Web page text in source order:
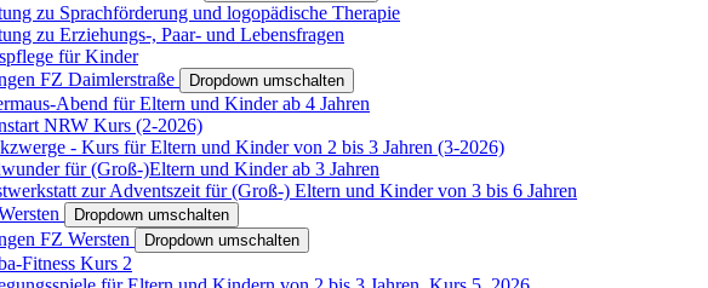
zu Sprachförderung und logopädische Therapie
zu Erziehungs-, Paar- und Lebensfragen
für Kinder
FZ Daimlerstraße
Dropdown umschalten
Abend für Eltern und Kinder ab 4 Jahren
NRW Kurs (2-2026)
- Kurs für Eltern und Kinder von 2 bis 3 Jahren (3-2026)
für (Groß-)Eltern und Kinder ab 3 Jahren
zur Adventszeit für (Groß-) Eltern und Kinder von 3 bis 6 Jahren
Dropdown umschalten
FZ Wersten Dropdown umschalten
Fitness Kurs 2